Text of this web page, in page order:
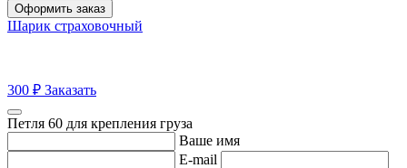
Оформить заказ
Шарик страховочный
300 ₽ Заказать
Петля 60 для крепления груза
Ваше имя
E-mail